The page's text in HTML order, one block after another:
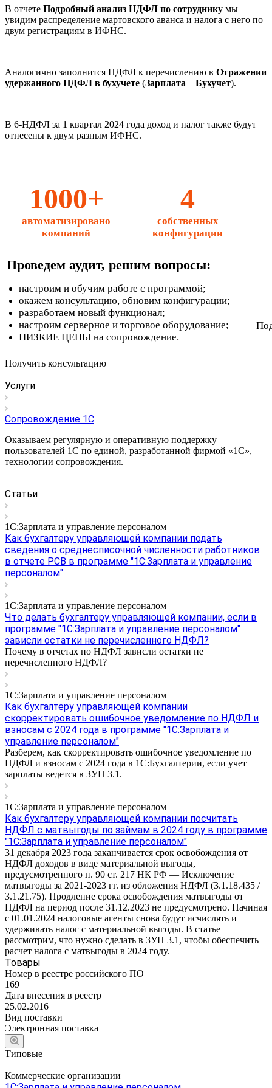
В отчете Подробный анализ НДФЛ по сотруднику мы
увидим распределение мартовского аванса и налога с него по
двум регистрациям в ИФНС.
Аналогично заполнится НДФЛ к перечислению в Отражении
удержанного НДФЛ в бухучете (Зарплата – Бухучет).
В 6-НДФЛ за 1 квартал 2024 года доход и налог также будут
отнесены к двум разным ИФНС.
1000+
автоматизировано
компаний
4
собственных
конфигурации
Проведем аудит, решим вопросы:
настроим и обучим работе с программой;
окажем консультацию, обновим конфигурации;
разработаем новый функционал;
настроим серверное и торговое оборудование;
НИЗКИЕ ЦЕНЫ на сопровождение.
Получить консультацию
Услуги
Сопровождение 1С
Оказываем регулярную и оперативную поддержку
пользователей 1С по единой, разработанной фирмой «1С»,
технологии сопровождения.
Статьи
1С:Зарплата и управление персоналом
Как бухгалтеру управляющей компании подать
сведения о среднесписочной численности работников
в отчете РСВ в программе "1С:Зарплата и управление
персоналом"
1С:Зарплата и управление персоналом
Что делать бухгалтеру управляющей компании, если в
программе "1С:Зарплата и управление персоналом"
зависли остатки не перечисленного НДФЛ?
Почему в отчетах по НДФЛ зависли остатки не
перечисленного НДФЛ?
1С:Зарплата и управление персоналом
Как бухгалтеру управляющей компании
скорректировать ошибочное уведомление по НДФЛ и
взносам с 2024 года в программе "1С:Зарплата и
управление персоналом"
Разберем, как скорректировать ошибочное уведомление по
НДФЛ и взносам с 2024 года в 1С:Бухгалтерии, если учет
зарплаты ведется в ЗУП 3.1.
1С:Зарплата и управление персоналом
Как бухгалтеру управляющей компании посчитать
НДФЛ с матвыгоды по займам в 2024 году в программе
"1С:Зарплата и управление персоналом"
31 декабря 2023 года заканчивается срок освобождения от
НДФЛ доходов в виде материальной выгоды,
предусмотренного п. 90 ст. 217 НК РФ — Исключение
матвыгоды за 2021-2023 гг. из обложения НДФЛ (3.1.18.435 /
3.1.21.75). Продление срока освобождения матвыгоды от
НДФЛ на период после 31.12.2023 не предусмотрено. Начиная
с 01.01.2024 налоговые агенты снова будут исчислять и
удерживать налог с материальной выгоды. В статье
рассмотрим, что нужно сделать в ЗУП 3.1, чтобы обеспечить
расчет налога с матвыгоды в 2024 году.
Товары
Номер в реестре российского ПО
169
Дата внесения в реестр
25.02.2016
Вид поставки
Электронная поставка
Типовые
Коммерческие организации